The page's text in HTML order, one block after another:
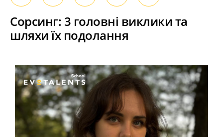
Сорсинг: 3 головні виклики та
шляхи їх подолання